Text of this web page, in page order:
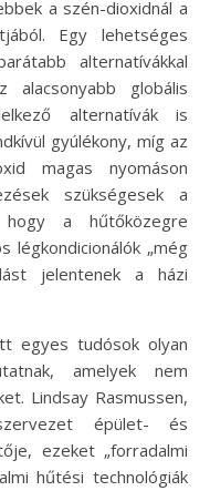
a szén-dioxidnál a
Egy lehetséges
alternatívákkal
alacsonyabb globális
alternatívák is
gyúlékony, míg az
magas nyomáson
szükségesek a
hogy a hűtőközegre
légkondicionálók „még
jelentenek a házi
egyes tudósok olyan
amelyek nem
Lindsay Rasmussen,
épület- és
ezeket „forradalmi
hűtési technológiák